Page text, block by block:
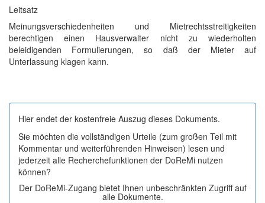
Leitsatz
Meinungsverschiedenheiten und Mietrechtsstreitigkeiten
berechtigen einen Hausverwalter nicht zu wiederholten
beleidigenden Formulierungen, so daß der Mieter auf
Unterlassung klagen kann.
Hier endet der kostenfreie Auszug dieses Dokuments.
Sie möchten die vollständigen Urteile (zum großen Teil mit
Kommentar und weiterführenden Hinweisen) lesen und
jederzeit alle Recherchefunktionen der DoReMi nutzen
können?
Der DoReMi-Zugang bietet Ihnen unbeschränkten Zugriff auf
alle Dokumente.